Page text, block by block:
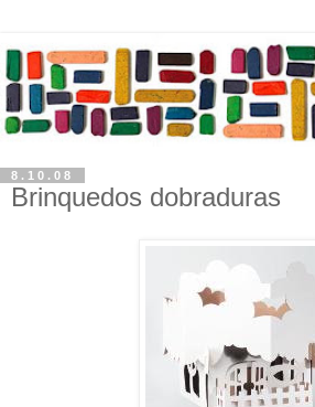
8.10.08
Brinquedos dobraduras